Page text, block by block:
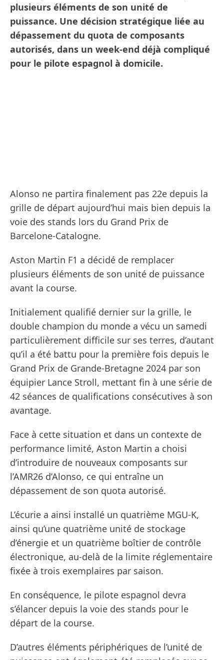
plusieurs éléments de son unité de
puissance. Une décision stratégique liée au
dépassement du quota de composants
autorisés, dans un week-end déjà compliqué
pour le pilote espagnol à domicile.
Alonso ne partira finalement pas 22e depuis la
grille de départ aujourd’hui mais bien depuis la
voie des stands lors du Grand Prix de
Barcelone-Catalogne.
Aston Martin F1 a décidé de remplacer
plusieurs éléments de son unité de puissance
avant la course.
Initialement qualifié dernier sur la grille, le
double champion du monde a vécu un samedi
particulièrement difficile sur ses terres, d’autant
qu’il a été battu pour la première fois depuis le
Grand Prix de Grande-Bretagne 2024 par son
équipier Lance Stroll, mettant fin à une série de
42 séances de qualifications consécutives à son
avantage.
Face à cette situation et dans un contexte de
performance limité, Aston Martin a choisi
d’introduire de nouveaux composants sur
l’AMR26 d’Alonso, ce qui entraîne un
dépassement de son quota autorisé.
L’écurie a ainsi installé un quatrième MGU-K,
ainsi qu’une quatrième unité de stockage
d’énergie et un quatrième boîtier de contrôle
électronique, au-delà de la limite réglementaire
fixée à trois exemplaires par saison.
En conséquence, le pilote espagnol devra
s’élancer depuis la voie des stands pour le
départ de la course.
D’autres éléments périphériques de l’unité de